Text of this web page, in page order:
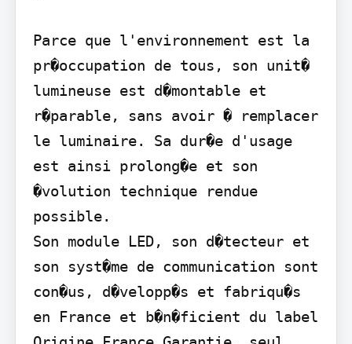
Parce que l'environnement est la
pr�occupation de tous, son unit�
lumineuse est d�montable et
r�parable, sans avoir � remplacer
le luminaire. Sa dur�e d'usage
est ainsi prolong�e et son
�volution technique rendue
possible.
Son module LED, son d�tecteur et
son syst�me de communication sont
con�us, d�velopp�s et fabriqu�s
en France et b�n�ficient du label